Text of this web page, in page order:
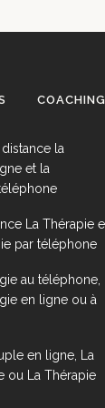
distance la
et la
La Thérapie
par téléphone
au téléphone,
en ligne ou à
en ligne, La
ou La Thérapie